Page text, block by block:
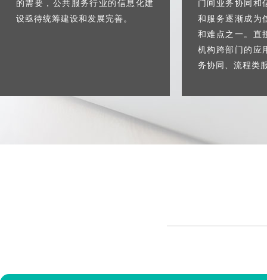
的需要，公共服务行业的信息化建
设亟待统筹建设和发展完善。
门间业务协同和
和服务逐渐成为
和难点之一。直
机构跨部门的应
务协同、流程类